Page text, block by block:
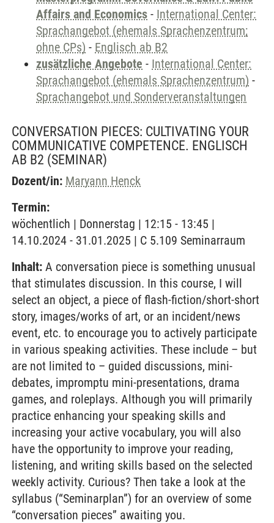
Affairs and Economics - International Center:
Sprachangebot (ehemals Sprachenzentrum;
ohne CPs) - Englisch ab B2
zusätzliche Angebote - International Center:
Sprachangebot (ehemals Sprachenzentrum) -
Sprachangebot und Sonderveranstaltungen
CONVERSATION PIECES: CULTIVATING YOUR
COMMUNICATIVE COMPETENCE. ENGLISCH
AB B2 (SEMINAR)
Dozent/in: Maryann Henck
Termin:
wöchentlich | Donnerstag | 12:15 - 13:45 |
14.10.2024 - 31.01.2025 | C 5.109 Seminarraum
Inhalt: A conversation piece is something unusual
that stimulates discussion. In this course, I will
select an object, a piece of flash-fiction/short-short
story, images/works of art, or an incident/news
event, etc. to encourage you to actively participate
in various speaking activities. These include – but
are not limited to – guided discussions, mini-
debates, impromptu mini-presentations, drama
games, and roleplays. Although you will primarily
practice enhancing your speaking skills and
increasing your active vocabulary, you will also
have the opportunity to improve your reading,
listening, and writing skills based on the selected
weekly activity. Curious? Then take a look at the
syllabus (“Seminarplan”) for an overview of some
“conversation pieces” awaiting you.